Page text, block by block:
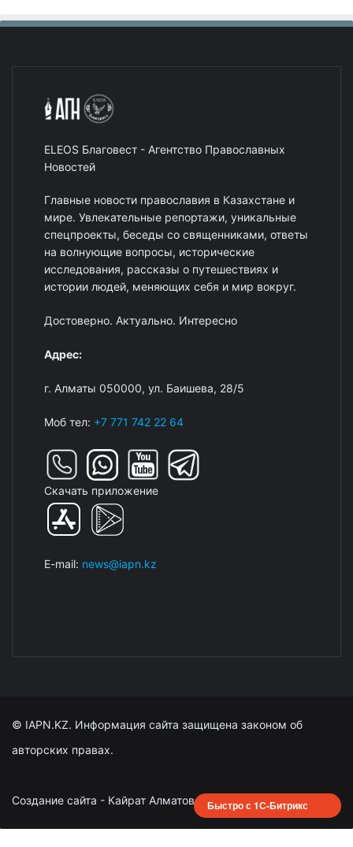
ELEOS Благовест - Агентство Православных
Новостей
Главные новости православия в Казахстане и
мире. Увлекательные репортажи, уникальные
спецпроекты, беседы со священниками, ответы
на волнующие вопросы, исторические
исследования, рассказы о путешествиях и
истории людей, меняющих себя и мир вокруг.
Достоверно. Актуально. Интересно
Адрес:
г. Алматы 050000, ул. Баишева, 28/5
Моб тел: +7 771 742 22 64
Скачать приложение
E-mail: news@iapn.kz
© IAPN.KZ. Информация сайта защищена законом об
авторских правах.
Создание сайта - Кайрат Алматов Быстро с 1С-Битрикс